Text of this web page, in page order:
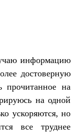
информацию
достоверную
прочитанное на
на одной
ускоряются, но
все труднее